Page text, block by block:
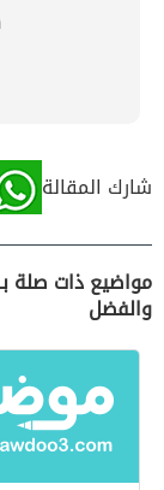
شارك المقالة
مواضيع ذات صلة
والفضل